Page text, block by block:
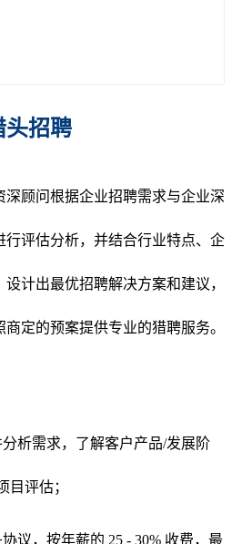
头招聘
深顾问根据企业招聘需求与企业深
评估分析， 并结合行业特点、企
计出最优招聘解决方案和建议，
商定的预案提供专业的猎聘服务。
分析需求，了解客户产品/发展阶
目评估；
议，按年薪的 25 - 30% 收费，最